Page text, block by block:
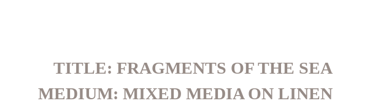
TITLE: FRAGMENTS OF THE SEA
MEDIUM: MIXED MEDIA ON LINEN